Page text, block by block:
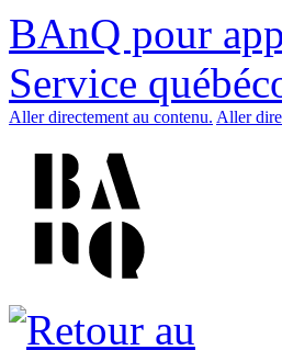
BAnQ pour
Service
Aller directement au contenu. Aller